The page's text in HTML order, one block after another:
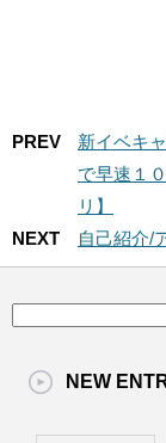
PREV
新イベキ
で早速１
リ】
NEXT
自己紹介/
NEW